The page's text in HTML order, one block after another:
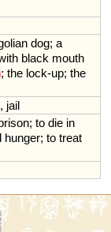
dog; a
black mouth
; the lock-up; the
, jail
; to die in
hunger; to treat